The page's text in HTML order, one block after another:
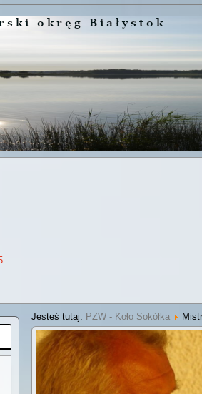
Jesteś tutaj: PZW - Koło Sokółka